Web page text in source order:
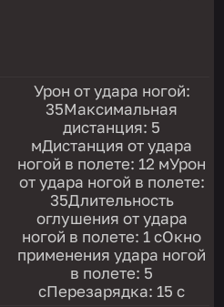
Урон от удара ногой:
35Максимальная
дистанция: 5
мДистанция от удара
ногой в полете: 12 мУрон
от удара ногой в полете:
35Длительность
оглушения от удара
ногой в полете: 1 сОкно
применения удара ногой
в полете: 5
сПерезарядка: 15 с